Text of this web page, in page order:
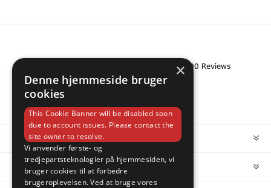
MIN KONTO
×
Denne hjemmeside bruger
cookies
This Cookie Banner will be disabled soon
due to account issues. Please contact the
site owner to resolve.
Vi anvender første- og
tredjepartsteknologier på hjemmesiden, vi
bruger cookies til at forbedre
brugeroplevelsen. Ved at bruge vores